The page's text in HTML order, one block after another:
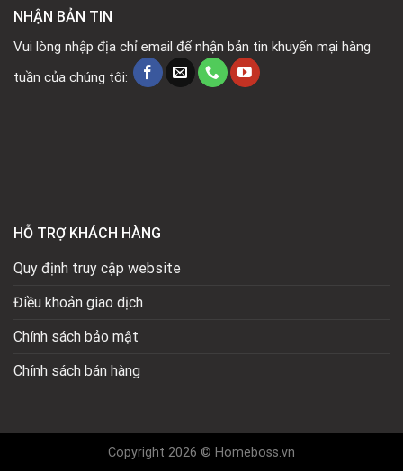
NHẬN BẢN TIN
Vui lòng nhập địa chỉ email để nhận bản tin khuyến mại hàng
tuần của chúng tôi:
HỖ TRỢ KHÁCH HÀNG
Quy định truy cập website
Điều khoản giao dịch
Chính sách bảo mật
Chính sách bán hàng
Copyright 2026 © Homeboss.vn